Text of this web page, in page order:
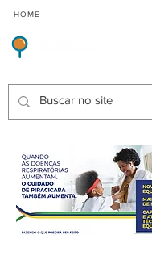
HOME